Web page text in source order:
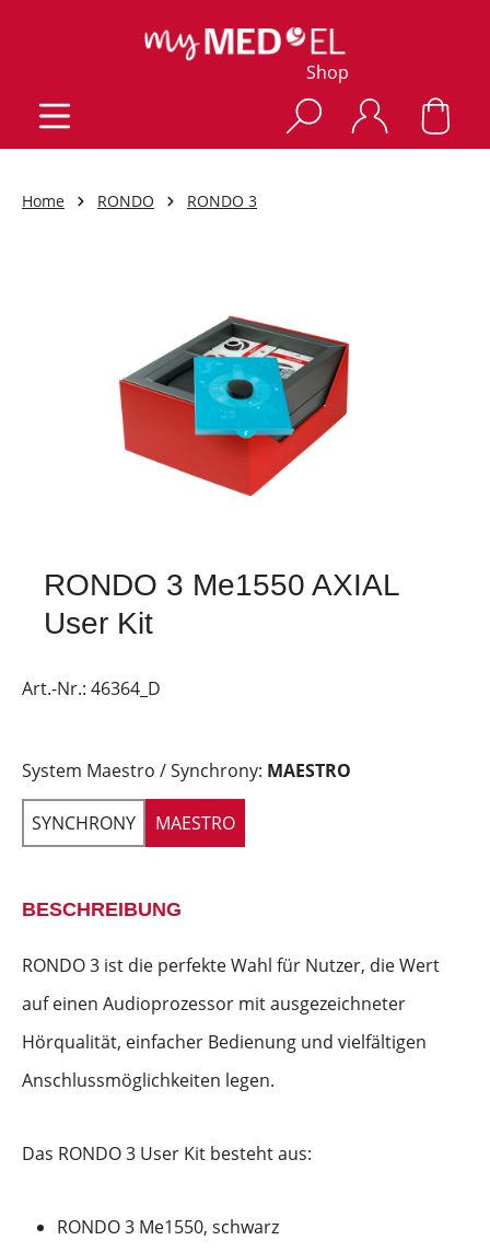
Shop
Home RONDO RONDO 3
RONDO 3 Me1550 AXIAL
User Kit
Art.-Nr.: 46364_D
System Maestro / Synchrony: MAESTRO
SYNCHRONY MAESTRO
BESCHREIBUNG
RONDO 3 ist die perfekte Wahl für Nutzer, die Wert
auf einen Audioprozessor mit ausgezeichneter
Hörqualität, einfacher Bedienung und vielfältigen
Anschlussmöglichkeiten legen.
Das RONDO 3 User Kit besteht aus:
RONDO 3 Me1550, schwarz